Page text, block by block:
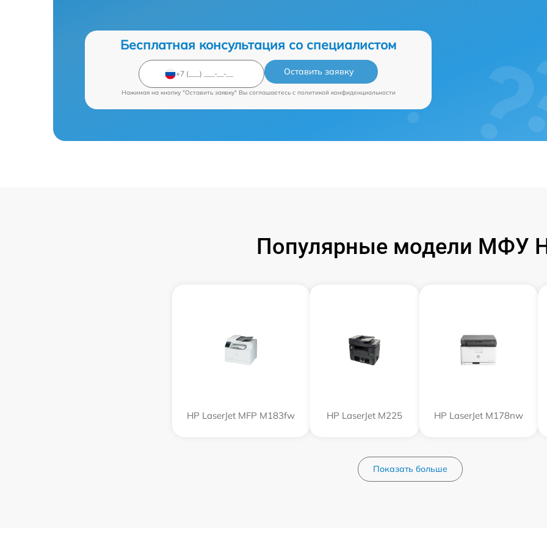
Бесплатная консультация со специалистом
Оставить заявку
Нажимая на кнопку "Оставить заявку" Вы соглашаетесь c политикой конфиденциальности
Популярные модели МФУ
HP LaserJet MFP M183fw HP LaserJet M225 HP LaserJet M178nw
Показать больше